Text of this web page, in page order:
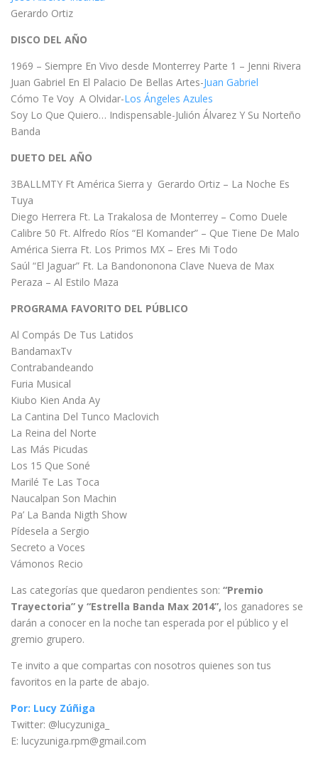
Gerardo Ortiz
DISCO DEL AÑO
1969 – Siempre En Vivo desde Monterrey Parte 1 – Jenni Rivera
Juan Gabriel En El Palacio De Bellas Artes-Juan Gabriel
Cómo Te Voy A Olvidar-Los Ángeles Azules
Soy Lo Que Quiero… Indispensable-Julión Álvarez Y Su Norteño
Banda
DUETO DEL AÑO
3BALLMTY Ft América Sierra y Gerardo Ortiz – La Noche Es
Tuya
Diego Herrera Ft. La Trakalosa de Monterrey – Como Duele
Calibre 50 Ft. Alfredo Ríos “El Komander” – Que Tiene De Malo
América Sierra Ft. Los Primos MX – Eres Mi Todo
Saúl “El Jaguar” Ft. La Bandononona Clave Nueva de Max
Peraza – Al Estilo Maza
PROGRAMA FAVORITO DEL PÚBLICO
Al Compás De Tus Latidos
BandamaxTv
Contrabandeando
Furia Musical
Kiubo Kien Anda Ay
La Cantina Del Tunco Maclovich
La Reina del Norte
Las Más Picudas
Los 15 Que Soné
Marilé Te Las Toca
Naucalpan Son Machin
Pa’ La Banda Nigth Show
Pídesela a Sergio
Secreto a Voces
Vámonos Recio
Las categorías que quedaron pendientes son: “Premio
Trayectoria” y “Estrella Banda Max 2014”, los ganadores se
darán a conocer en la noche tan esperada por el público y el
gremio grupero.
Te invito a que compartas con nosotros quienes son tus
favoritos en la parte de abajo.
Por: Lucy Zúñiga
Twitter: @lucyzuniga_
E: lucyzuniga.rpm@gmail.com